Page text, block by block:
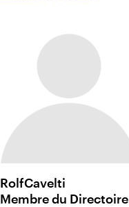
RolfCavelti
Membre du Directoire